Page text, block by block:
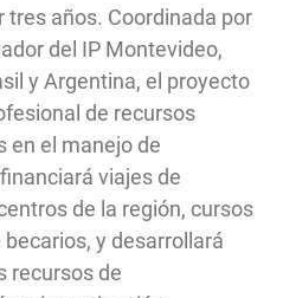
tres años. Coordinada por
del IP Montevideo,
y Argentina, el proyecto
de recursos
en el manejo de
viajes de
de la región, cursos
y desarrollará
recursos de